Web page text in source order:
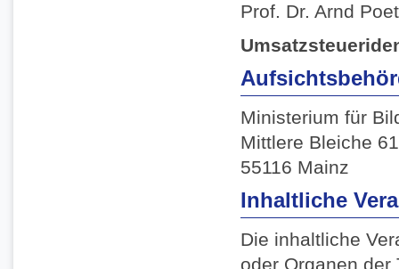
Prof. Dr. Arnd
Ministerium für
Mittlere Bleiche 61
55116 Mainz
Inhaltliche
Die inhaltliche
oder Organen